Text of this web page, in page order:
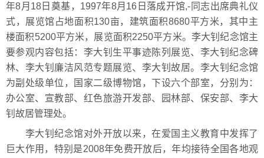
年8月18日奠基，1997年8月16日落成开馆,-同志出席典礼仪
式，展览馆占地面积130亩，建筑面积8680平方米，其中主
楼面积5200平方米，展览面积2250平方米。李大钊纪念馆主
要参观内容包括：李大钊生平事迹陈列展览、李大钊纪念碑
林、李大钊廉洁风范专题展览、李大钊故居。李大钊纪念馆
为副处级单位，国家二级博物馆，下设六个部室，分别为：
办公室、宣教部、红色旅游开发部、园林部、保安部、李大
钊故居管理处。
李大钊纪念馆对外开放以来，在爱国主义教育中发挥了
巨大作用，特别是2008年免费开放后，年均接待全国各地观